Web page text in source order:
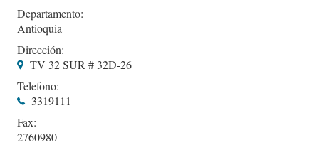
Departamento:
Antioquia
Dirección:
TV 32 SUR # 32D-26
Telefono:
3319111
Fax:
2760980